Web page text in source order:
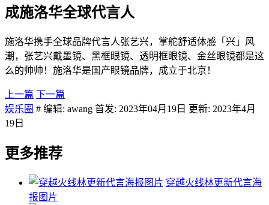
成施洛华全球代言人
施洛华携手全球品牌代言人张艺兴，掌舵舒适体感「兴」风
潮，张艺兴戴墨镜、黑框眼镜、透明框眼镜、金丝眼镜都是这
么的帅帅！施洛华是国产眼镜品牌，成立于北京！
上一篇 下一篇
娱乐圈 # 编辑: awang 首发: 2023年04月19日 更新: 2023年4月
19日
更多推荐
穿越火线林更新代言海
报图片